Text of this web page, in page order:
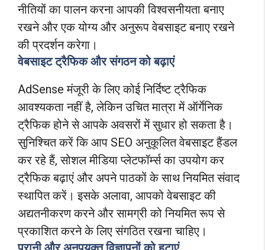
नीतियों का पालन करना आपकी विश्वसनीयता बनाए
रखने और एक योग्य और अनुरूप वेबसाइट बनाए रखने
की प्रदर्शन करेगा।
वेबसाइट ट्रैफिक और संगठन को बढ़ाएं
AdSense मंजूरी के लिए कोई निर्दिष्ट ट्रैफिक
आवश्यकता नहीं है, लेकिन उचित मात्रा में ऑर्गेनिक
ट्रैफिक होने से आपके अवसरों में सुधार हो सकता है।
सुनिश्चित करें कि आप SEO अनुकूलित वेबसाइट हैंडल
कर रहे हैं, सोशल मीडिया प्लेटफॉर्म्स का उपयोग कर
ट्रैफिक बढ़ाएं और अपने पाठकों के साथ नियमित संवाद
स्थापित करें। इसके अलावा, आपको वेबसाइट की
अद्यतनीकरण करने और सामग्री को नियमित रूप से
प्रकाशित करने के लिए संगठित रखना चाहिए।